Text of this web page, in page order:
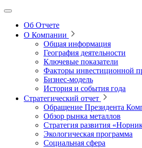
Об Отчете
О Компании
Общая информация
География деятельности
Ключевые показатели
Факторы инвестиционной
Бизнес-модель
История и события года
Стратегический отчет
Обращение Президента
Обзор рынка металлов
Стратегия развития
Экологическая программа
Социальная сфера